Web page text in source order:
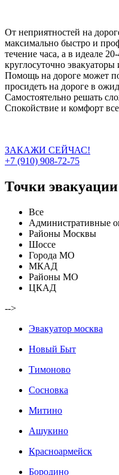
От неприятностей на
максимально быстро и
течение часа, а в идеале
круглосуточно
Помощь на дороге может
просидеть на дороге в
Самостоятельно решать
Спокойствие и комфорт
ЗАКАЖИ СЕЙЧАС!
+7 (910) 908-72-75
Точки эвакуации
Все
Административные
Районы Москвы
Шоссе
Города МО
МКАД
Районы МО
ЦКАД
-->
Эвакуатор москва
Новый Быт
Тимоново
Сосновка
Митино
Ашукино
Красноармейск
Бородино